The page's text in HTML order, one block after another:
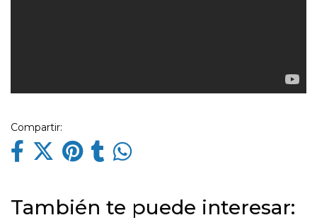
Compartir:
También te puede interesar: